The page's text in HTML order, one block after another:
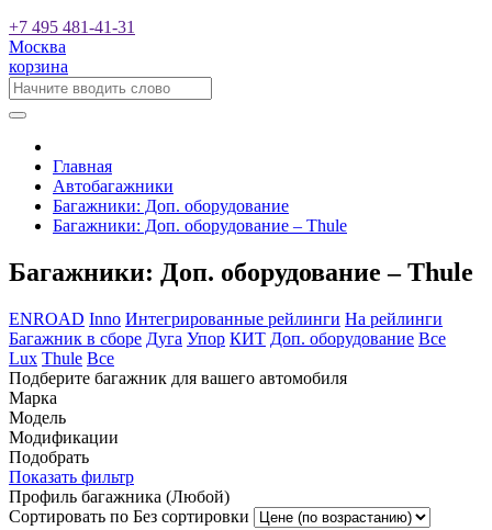
+7 495 481-41-31
Москва
корзина
Главная
Автобагажники
Багажники: Доп. оборудование
Багажники: Доп. оборудование – Thule
Багажники: Доп. оборудование – Thule
ENROAD Inno Интегрированные рейлинги На рейлинги
Багажник в сборе Дуга Упор КИТ Доп. оборудование Все
Lux Thule Все
Подберите багажник для вашего автомобиля
Марка
Модель
Модификации
Подобрать
Показать фильтр
Профиль багажника (Любой)
Сортировать по Без сортировки